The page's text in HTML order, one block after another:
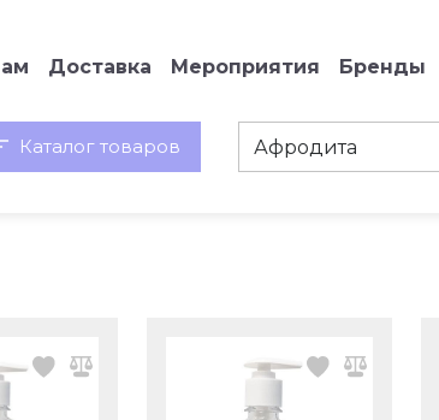
Доставка Мероприятия Бренды
Каталог товаров